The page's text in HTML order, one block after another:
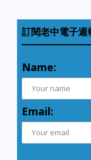
訂閱老中電子週
Name:
Email: